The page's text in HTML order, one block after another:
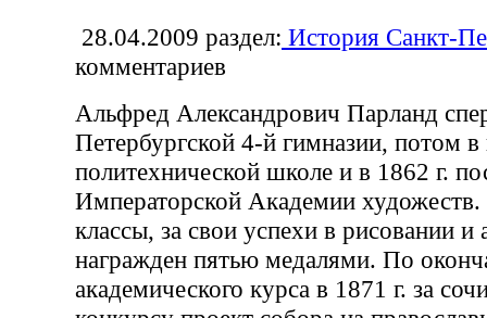
28.04.2009 раздел: История Санкт-
комментариев
Альфред Александрович Парланд
Петербургской 4-й гимназии, потом в
политехнической школе и в 1862 г.
Императорской Академии
классы, за свои успехи в рисовании и
награжден пятью медалями. По
академического курса в 1871 г. за